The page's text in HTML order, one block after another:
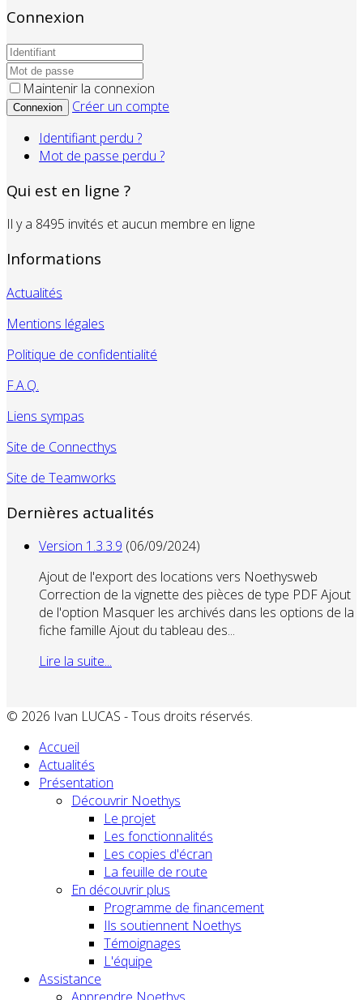
Connexion
Maintenir la connexion
Connexion
Créer un compte
Identifiant perdu ?
Mot de passe perdu ?
Qui est en ligne ?
Il y a 8495 invités et aucun membre en ligne
Informations
Actualités
Mentions légales
Politique de confidentialité
F.A.Q.
Liens sympas
Site de Connecthys
Site de Teamworks
Dernières actualités
Version 1.3.3.9 (06/09/2024)
Ajout de l'export des locations vers Noethysweb
Correction de la vignette des pièces de type PDF Ajout
de l'option Masquer les archivés dans les options de la
fiche famille Ajout du tableau des...
Lire la suite...
© 2026 Ivan LUCAS - Tous droits réservés.
Accueil
Actualités
Présentation
Découvrir Noethys
Le projet
Les fonctionnalités
Les copies d'écran
La feuille de route
En découvrir plus
Programme de financement
Ils soutiennent Noethys
Témoignages
L'équipe
Assistance